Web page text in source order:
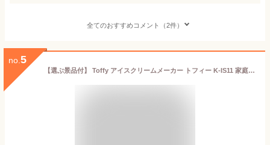
全てのおすすめコメント（2件）
no. 5
【選ぶ景品付】 Toffy アイスクリームメーカー トフィー K-IS11 家庭用 200ml 2人分 家庭用アイスクリームメーカー 手作りアイス 簡単 かわいい オリジナルアイス ヘルシー アイスクリーム おしゃれ レトロ キッチン家電 KIS11 アイスクリームマシン 調理家電